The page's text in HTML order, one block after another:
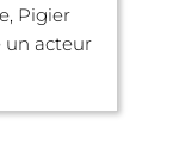
Pigier
un acteur